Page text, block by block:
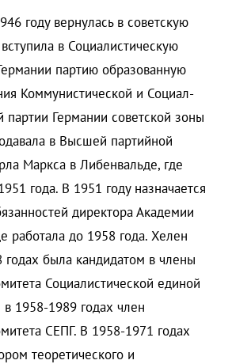
году вернулась в советскую
в Социалистическую
партию образованную
Коммунистической и Социал-
партии Германии советской зоны
в Высшей партийной
Маркса в Либенвальде, где
года. В 1951 году назначается
директора Академии
работала до 1958 года. Хелен
годах была кандидатом в члены
Социалистической единой
в 1958-1989 годах член
СЕПГ. В 1958-1971 годах
теоретического и